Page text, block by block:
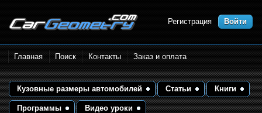
Размеры кузова автомобилей.
Контрольные точки и кузовные
размеры. Геометрия кузова
Регистрация Войти
Главная Поиск Контакты Заказ и оплата
Кузовные размеры автомобилей Статьи Книги
Программы Видео уроки